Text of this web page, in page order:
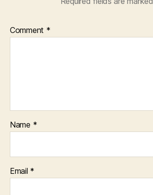
Comment *
Name *
Email *